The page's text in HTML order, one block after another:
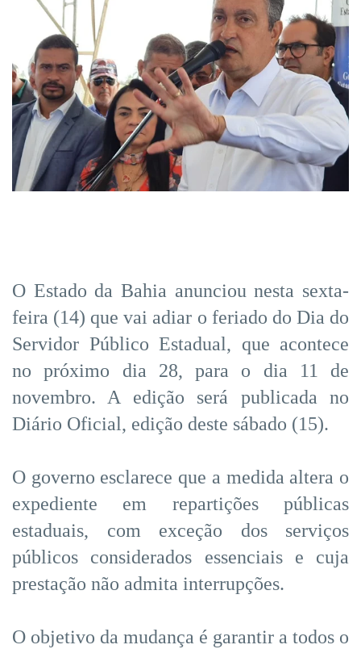
O Estado da Bahia anunciou nesta sexta-
feira (14) que vai adiar o feriado do Dia do
Servidor Público Estadual, que acontece
no próximo dia 28, para o dia 11 de
novembro. A edição será publicada no
Diário Oficial, edição deste sábado (15).
O governo esclarece que a medida altera o
expediente em repartições públicas
estaduais, com exceção dos serviços
públicos considerados essenciais e cuja
prestação não admita interrupções.
O objetivo da mudança é garantir a todos o